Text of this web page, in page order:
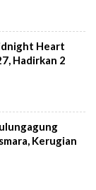
Heart
Hadirkan 2
Kerugian